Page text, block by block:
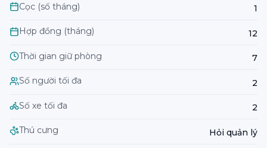
Cọc (số tháng) 1
Hợp đồng (tháng) 12
Thời gian giữ phòng 7
Số người tối đa 2
Số xe tối đa 2
Thú cưng Hỏi quản lý